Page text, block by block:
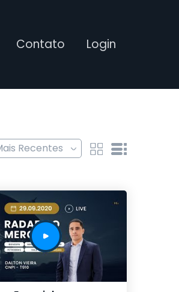
Contato Login